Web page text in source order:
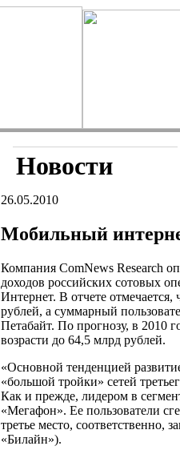
Новости
26.05.2010
Мобильный
Компания ComNews Research
доходов российских сотовых
Интернет. В отчете
рублей, а суммарный
Петабайт. По прогнозу, в 2010
возрасти до 64,5 млрд рублей.
«Основной тенденцией
«большой тройки» сетей
Как и прежде, лидером в
«Мегафон». Ее пользователи
третье место,
«Билайн»).